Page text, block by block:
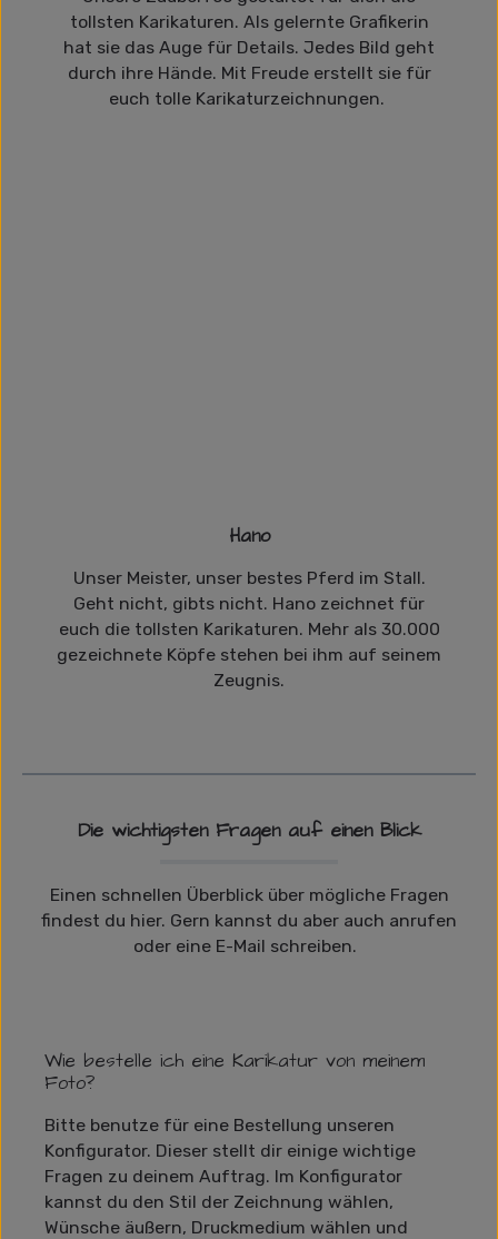
tollsten Karikaturen. Als gelernte Grafikerin
hat sie das Auge für Details. Jedes Bild geht
durch ihre Hände. Mit Freude erstellt sie für
euch tolle Karikaturzeichnungen.
Hano
Unser Meister, unser bestes Pferd im Stall.
Geht nicht, gibts nicht. Hano zeichnet für
euch die tollsten Karikaturen. Mehr als 30.000
gezeichnete Köpfe stehen bei ihm auf seinem
Zeugnis.
Die wichtigsten Fragen auf einen Blick
Einen schnellen Überblick über mögliche Fragen
findest du hier. Gern kannst du aber auch anrufen
oder eine E-Mail schreiben.
Wie bestelle ich eine Karikatur von meinem
Foto?
Bitte benutze für eine Bestellung unseren
Konfigurator. Dieser stellt dir einige wichtige
Fragen zu deinem Auftrag. Im Konfigurator
kannst du den Stil der Zeichnung wählen,
Wünsche äußern, Druckmedium wählen und